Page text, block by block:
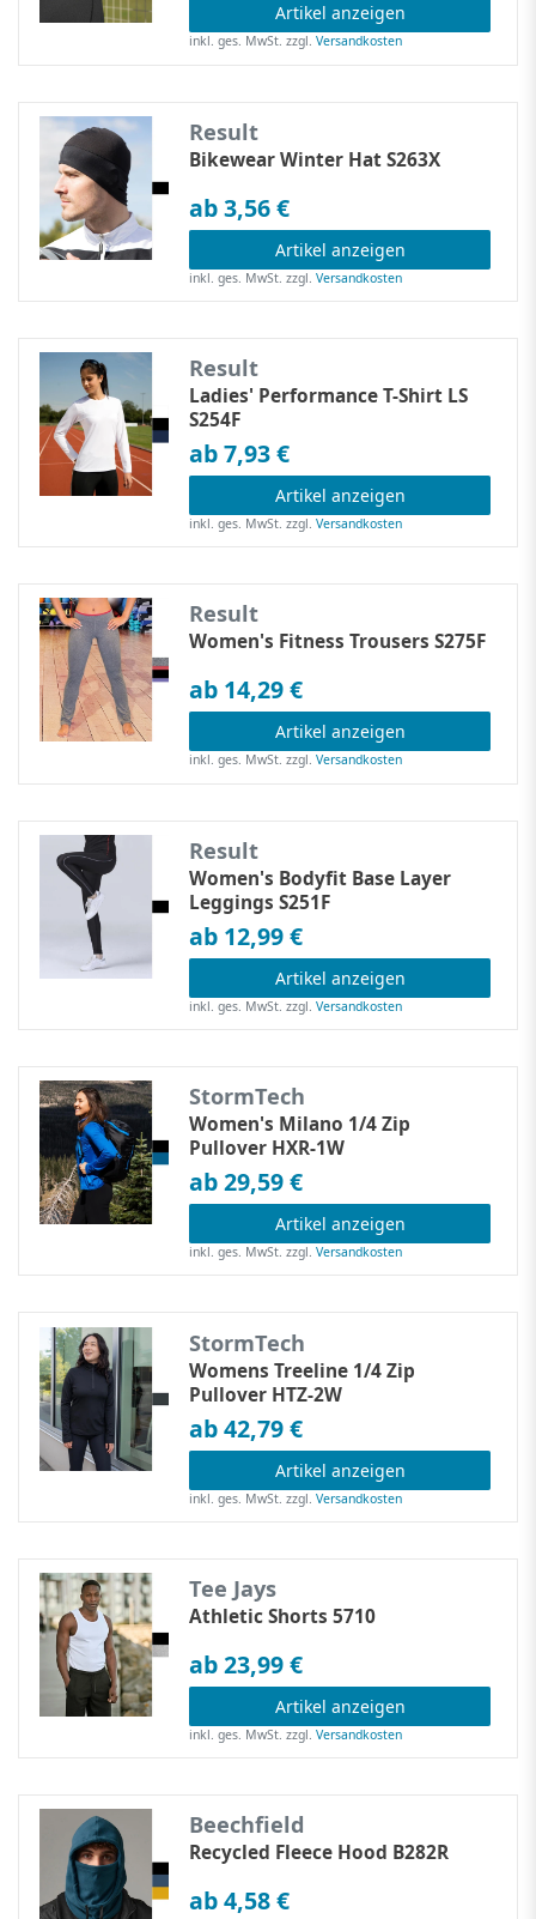
Artikel anzeigen
inkl. ges. MwSt. zzgl.Versandkosten
Result
Bikewear Winter Hat S263X
ab 3,56 €
Artikel anzeigen
inkl. ges. MwSt. zzgl.Versandkosten
Result
Ladies' Performance T-Shirt LS
S254F
ab 7,93 €
Artikel anzeigen
inkl. ges. MwSt. zzgl.Versandkosten
Result
Women's Fitness Trousers S275F
ab 14,29 €
Artikel anzeigen
inkl. ges. MwSt. zzgl.Versandkosten
Result
Women's Bodyfit Base Layer
Leggings S251F
ab 12,99 €
Artikel anzeigen
inkl. ges. MwSt. zzgl.Versandkosten
StormTech
Women's Milano 1/4 Zip
Pullover HXR-1W
ab 29,59 €
Artikel anzeigen
inkl. ges. MwSt. zzgl.Versandkosten
StormTech
Womens Treeline 1/4 Zip
Pullover HTZ-2W
ab 42,79 €
Artikel anzeigen
inkl. ges. MwSt. zzgl.Versandkosten
Tee Jays
Athletic Shorts 5710
ab 23,99 €
Artikel anzeigen
inkl. ges. MwSt. zzgl.Versandkosten
Beechfield
Recycled Fleece Hood B282R
ab 4,58 €